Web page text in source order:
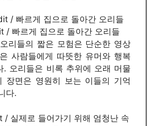
/ 빠르게 집으로 돌아간 오리들
리들의 짧은 모험은 단순한 영상
사람들에게 따뜻한 유머와 행복
. 오리들은 비록 추위에 오래 머물
장면은 영원히 보는 이들의 기억
다.